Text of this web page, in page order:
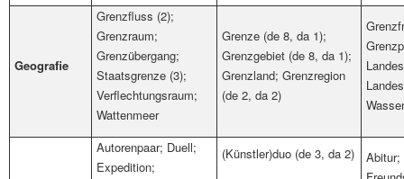
Geografie
Grenzfluss (2);
Grenzraum;
Grenzübergang;
Staatsgrenze (3);
Verflechtungsraum;
Wattenmeer
Grenze (de 8, da 1);
Grenzgebiet (de 8, da 1);
Grenzland; Grenzregion
(de 2, da 2)
Autorenpaar; Duell;
Expedition;
(Künstler)duo (de 3, da 2)
Abitur;